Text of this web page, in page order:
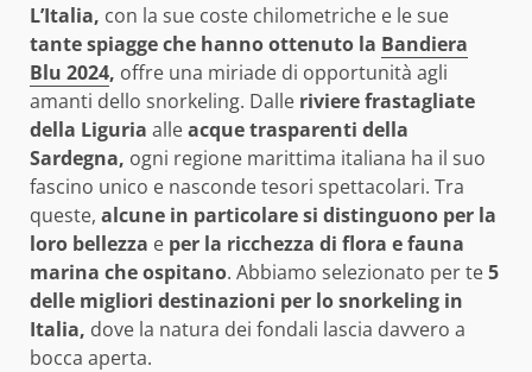
L’Italia, con la sue coste chilometriche e le sue
tante spiagge che hanno ottenuto la Bandiera
Blu 2024, offre una miriade di opportunità agli
amanti dello snorkeling. Dalle riviere frastagliate
della Liguria alleacque trasparenti della
Sardegna, ogni regione marittima italiana ha il suo
fascino unico e nasconde tesori spettacolari. Tra
queste, alcune in particolare si distinguono per la
loro bellezza e per la ricchezza di flora e fauna
marina che ospitano. Abbiamo selezionato per te5
delle migliori destinazioni per lo snorkeling in
Italia, dove la natura dei fondali lascia davvero a
bocca aperta.